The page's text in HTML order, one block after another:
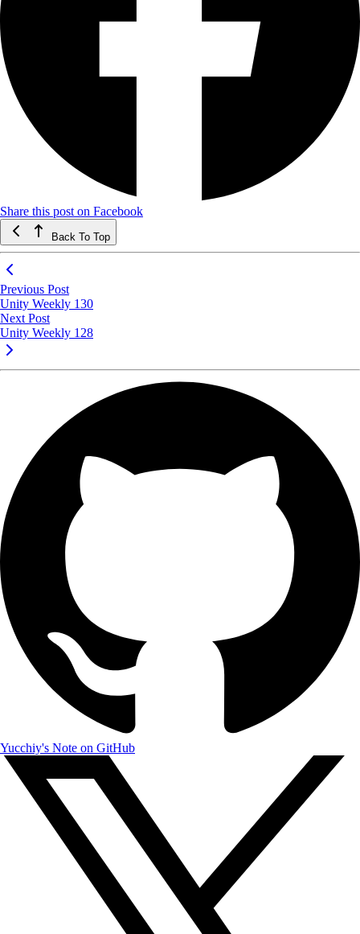
Share this post on Facebook
Back To Top
Previous Post
Unity Weekly 130
Next Post
Unity Weekly 128
Yucchiy's Note on GitHub